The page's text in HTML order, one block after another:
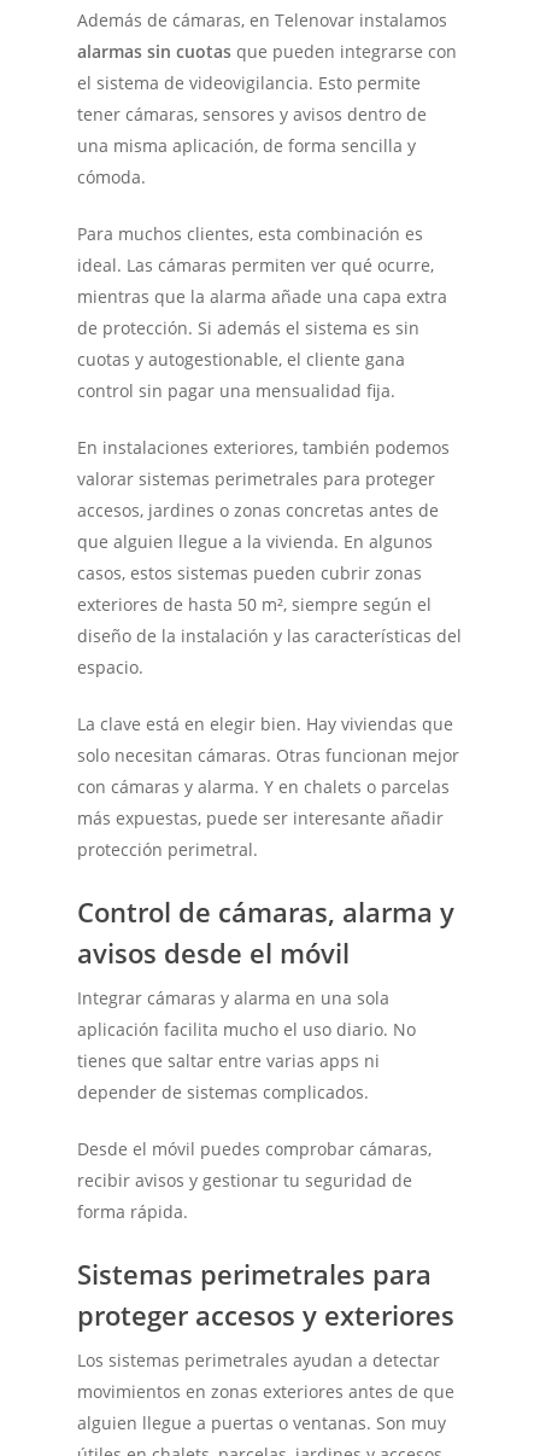
Además de cámaras, en Telenovar instalamos
alarmas sin cuotas que pueden integrarse con
el sistema de videovigilancia. Esto permite
tener cámaras, sensores y avisos dentro de
una misma aplicación, de forma sencilla y
cómoda.
Para muchos clientes, esta combinación es
ideal. Las cámaras permiten ver qué ocurre,
mientras que la alarma añade una capa extra
de protección. Si además el sistema es sin
cuotas y autogestionable, el cliente gana
control sin pagar una mensualidad fija.
En instalaciones exteriores, también podemos
valorar sistemas perimetrales para proteger
accesos, jardines o zonas concretas antes de
que alguien llegue a la vivienda. En algunos
casos, estos sistemas pueden cubrir zonas
exteriores de hasta 50 m², siempre según el
diseño de la instalación y las características del
espacio.
La clave está en elegir bien. Hay viviendas que
solo necesitan cámaras. Otras funcionan mejor
con cámaras y alarma. Y en chalets o parcelas
más expuestas, puede ser interesante añadir
protección perimetral.
Control de cámaras, alarma y
avisos desde el móvil
Integrar cámaras y alarma en una sola
aplicación facilita mucho el uso diario. No
tienes que saltar entre varias apps ni
depender de sistemas complicados.
Desde el móvil puedes comprobar cámaras,
recibir avisos y gestionar tu seguridad de
forma rápida.
Sistemas perimetrales para
proteger accesos y exteriores
Los sistemas perimetrales ayudan a detectar
movimientos en zonas exteriores antes de que
alguien llegue a puertas o ventanas. Son muy